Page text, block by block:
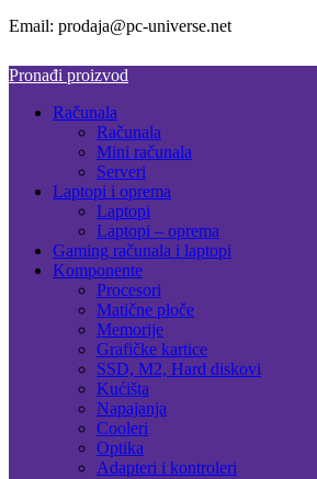
Email: prodaja@pc-universe.net
Pronađi proizvod
Računala
Računala
Mini računala
Serveri
Laptopi i oprema
Laptopi
Laptopi – oprema
Gaming računala i laptopi
Komponente
Procesori
Matične ploče
Memorije
Grafičke kartice
SSD, M2, Hard diskovi
Kućišta
Napajanja
Cooleri
Optika
Adapteri i kontroleri